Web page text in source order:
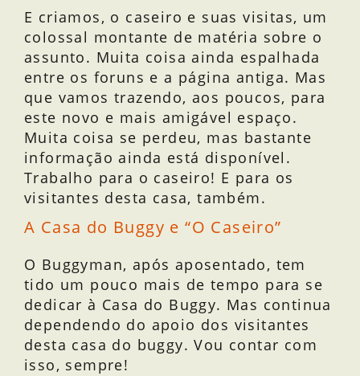
E criamos, o caseiro e suas visitas, um
colossal montante de matéria sobre o
assunto. Muita coisa ainda espalhada
entre os foruns e a página antiga. Mas
que vamos trazendo, aos poucos, para
este novo e mais amigável espaço.
Muita coisa se perdeu, mas bastante
informação ainda está disponível.
Trabalho para o caseiro! E para os
visitantes desta casa, também.
A Casa do Buggy e “O Caseiro”
O Buggyman, após aposentado, tem
tido um pouco mais de tempo para se
dedicar à Casa do Buggy. Mas continua
dependendo do apoio dos visitantes
desta casa do buggy. Vou contar com
isso, sempre!